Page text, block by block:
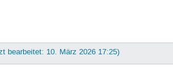
bearbeitet: 10. März 2026 17:25)